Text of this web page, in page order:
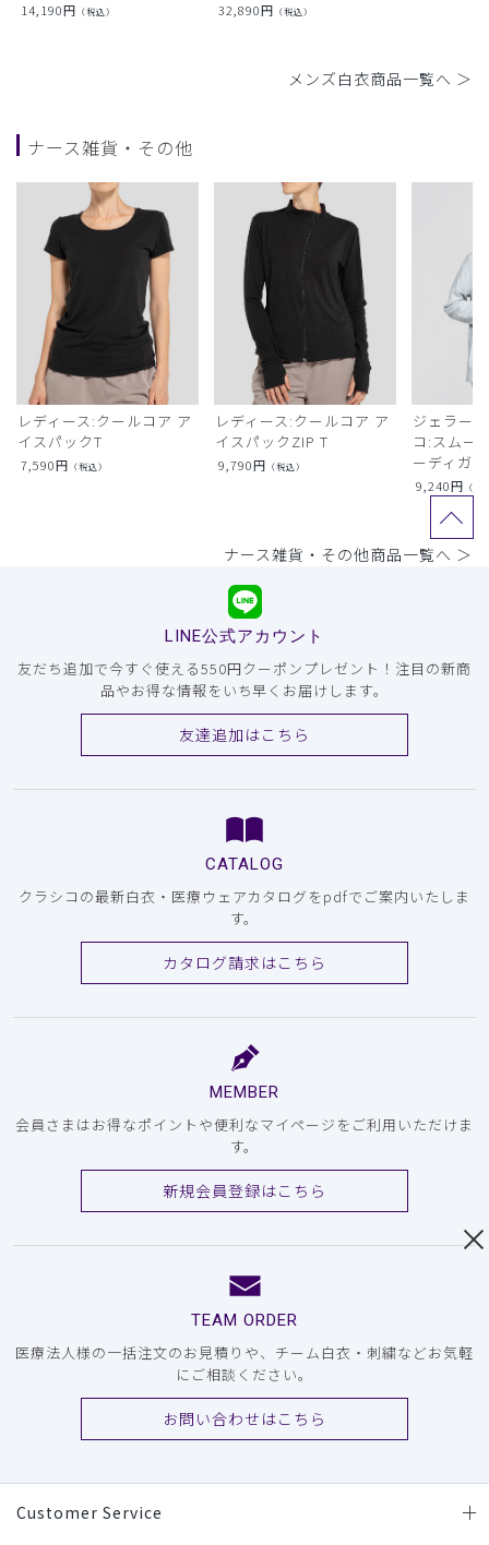
14,190円 （税込） 32,890円 （税込）
メンズ白衣商品一覧へ ＞
ナース雑貨・その他
レディース:クールコア ア
イスパックT
7,590円 （税込）
レディース:クールコア ア
イスパックZIP T
9,790円 （税込）
ジェラー
コ:スムー
ーディガン
9,240円 （税
ナース雑貨・その他商品一覧へ ＞
LINE公式アカウント
友だち追加で今すぐ使える550円クーポンプレゼント！注目の新商
品やお得な情報をいち早くお届けします。
友達追加はこちら
CATALOG
クラシコの最新白衣・医療ウェアカタログをpdfでご案内いたしま
す。
カタログ請求はこちら
MEMBER
会員さまはお得なポイントや便利なマイページをご利用いただけま
す。
新規会員登録はこちら
TEAM ORDER
医療法人様の一括注文のお見積りや、チーム白衣・刺繍などお気軽
にご相談ください。
お問い合わせはこちら
Customer Service